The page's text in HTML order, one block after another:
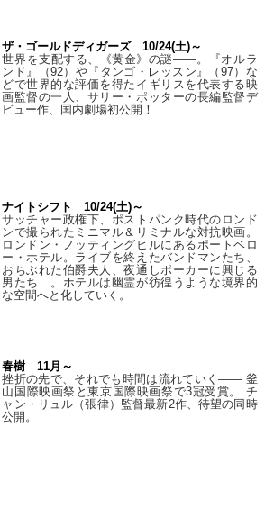
ザ・ゴールドディガーズ 10/24(土)～
世界を支配する、《黄金》の謎――。『オルラ
ンド』（92）や『タンゴ・レッスン』（97）な
どで世界的な評価を得たイギリスを代表する映
画監督の一人、サリー・ポッターの長編監督デ
ビュー作、国内劇場初公開！
ナイトシフト 10/24(土)～
サッチャー政権下、ポストパンク時代のロンド
ンで撮られたミニマル＆リミナルな対抗映画。
ロンドン・ノッティングヒルにあるポートベロ
ー・ホテル。ライブを終えたバンドマンたち、
おちぶれた伯爵夫人、夜通しポーカーに興じる
男たち…。ホテルは幽霊が彷徨うような境界的
な空間へと化していく。
春樹 11月～
挫折の先で、それでも時間は流れていく—— 釜
山国際映画祭と東京国際映画祭で3冠受賞。 チ
ャン・リュル（張律）監督最新2作、待望の同時
公開。